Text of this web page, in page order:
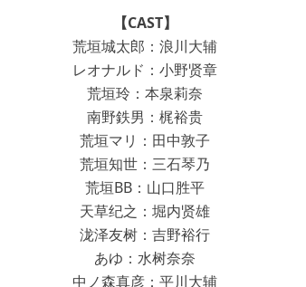
【CAST】
荒垣城太郎：浪川大辅
レオナルド：小野贤章
荒垣玲：本泉莉奈
南野鉄男：梶裕贵
荒垣マリ：田中敦子
荒垣知世：三石琴乃
荒垣BB：山口胜平
天草纪之：堀内贤雄
泷泽友树：吉野裕行
あゆ：水树奈奈
中ノ森真彦：平川大辅